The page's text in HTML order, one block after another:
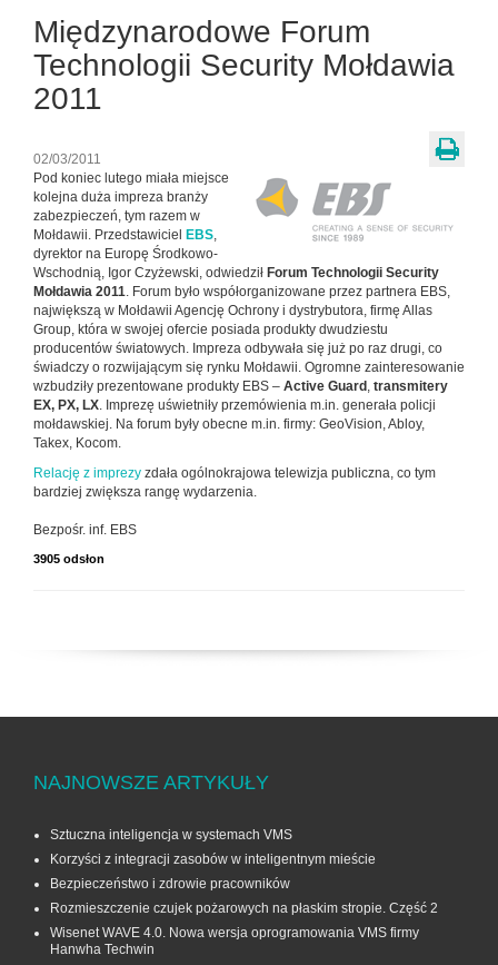
Międzynarodowe Forum
Technologii Security Mołdawia
2011
02/03/2011
Pod koniec lutego miała miejsce
kolejna duża impreza branży
zabezpieczeń, tym razem w
Mołdawii. Przedstawiciel
EBS,
dyrektor na Europę Środkowo-
Wschodnią, Igor Czyżewski, odwiedził Forum Technologii Security
Mołdawia 2011. Forum było współorganizowane przez partnera EBS,
największą w Mołdawii Agencję Ochrony i dystrybutora, firmę Allas
Group, która w swojej ofercie posiada produkty dwudziestu
producentów światowych. Impreza odbywała się już po raz drugi, co
świadczy o rozwijającym się rynku Mołdawii. Ogromne zainteresowanie
wzbudziły prezentowane produkty EBS – Active Guard , transmitery
EX, PX, LX. Imprezę uświetniły przemówienia m.in. generała policji
mołdawskiej. Na forum były obecne m.in. firmy: GeoVision, Abloy,
Takex, Kocom.
Relację z imprezy zdała ogólnokrajowa telewizja publiczna, co tym
bardziej zwiększa rangę wydarzenia.
Bezpośr. inf. EBS
3905 odsłon
NAJNOWSZE ARTYKUŁY
Sztuczna inteligencja w systemach VMS
Korzyści z integracji zasobów w inteligentnym mieście
Bezpieczeństwo i zdrowie pracowników
Rozmieszczenie czujek pożarowych na płaskim stropie. Część 2
Wisenet WAVE 4.0. Nowa wersja oprogramowania VMS firmy
Hanwha Techwin